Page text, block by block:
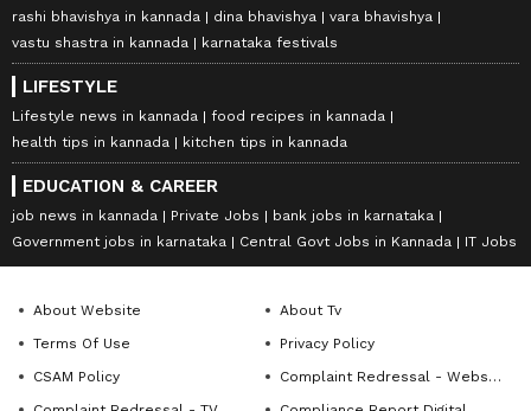
rashi bhavishya in kannada dina bhavishya
vara bhavishya
vastu shastra in kannada
karnataka festivals
LIFESTYLE
Lifestyle news in kannada
food recipes in kannada
health tips in kannada
kitchen tips in kannada
EDUCATION & CAREER
job news in kannada Private Jobs
bank jobs in karnataka
Government jobs in karnataka
Central Govt Jobs in Kannada IT Jobs
About Website
About Tv
Terms Of Use
Privacy Policy
CSAM Policy
Complaint Redressal - Website